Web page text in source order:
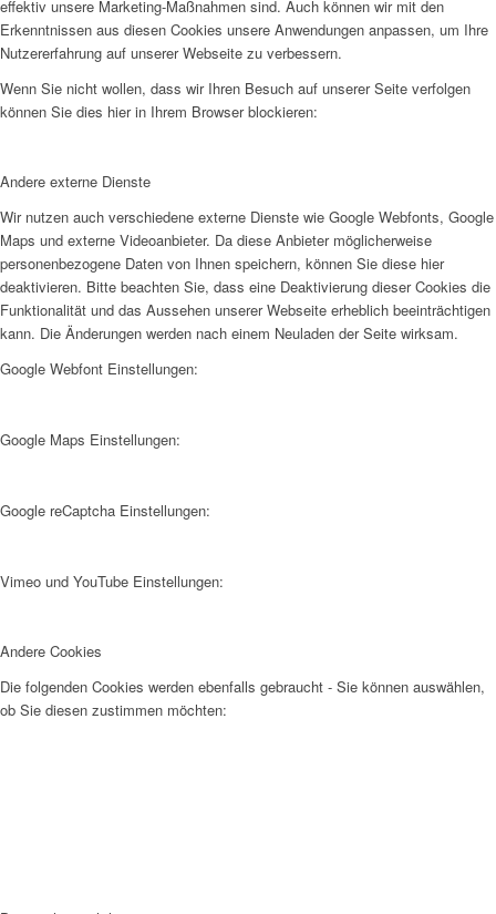
effektiv unsere Marketing-Maßnahmen sind. Auch können wir mit den
Erkenntnissen aus diesen Cookies unsere Anwendungen anpassen, um Ihre
Nutzererfahrung auf unserer Webseite zu verbessern.
Wenn Sie nicht wollen, dass wir Ihren Besuch auf unserer Seite verfolgen
können Sie dies hier in Ihrem Browser blockieren:
Andere externe Dienste
Wir nutzen auch verschiedene externe Dienste wie Google Webfonts, Google
Maps und externe Videoanbieter. Da diese Anbieter möglicherweise
personenbezogene Daten von Ihnen speichern, können Sie diese hier
deaktivieren. Bitte beachten Sie, dass eine Deaktivierung dieser Cookies die
Funktionalität und das Aussehen unserer Webseite erheblich beeinträchtigen
kann. Die Änderungen werden nach einem Neuladen der Seite wirksam.
Google Webfont Einstellungen:
Google Maps Einstellungen:
Google reCaptcha Einstellungen:
Vimeo und YouTube Einstellungen:
Andere Cookies
Die folgenden Cookies werden ebenfalls gebraucht - Sie können auswählen,
ob Sie diesen zustimmen möchten: